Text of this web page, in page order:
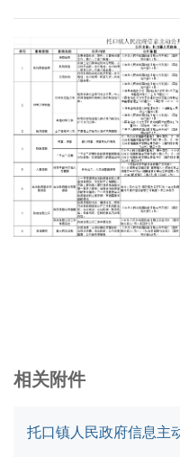
相关附件
托口镇人民政府信息主